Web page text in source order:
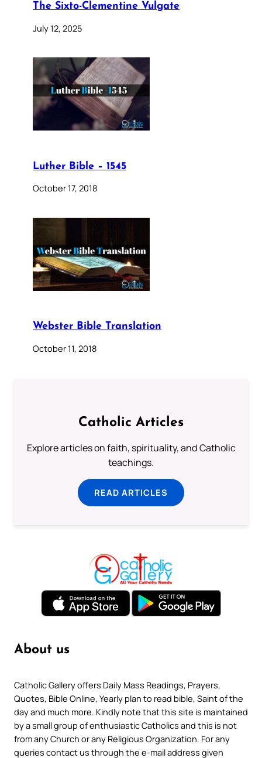
The Sixto-Clementine Vulgate
July 12, 2025
Luther Bible – 1545
October 17, 2018
Webster Bible Translation
October 11, 2018
Catholic Articles
Explore articles on faith, spirituality, and Catholic
teachings.
READ ARTICLES
About us
Catholic Gallery offers Daily Mass Readings, Prayers,
Quotes, Bible Online, Yearly plan to read bible, Saint of the
day and much more. Kindly note that this site is maintained
by a small group of enthusiastic Catholics and this is not
from any Church or any Religious Organization. For any
queries contact us through the e-mail address given